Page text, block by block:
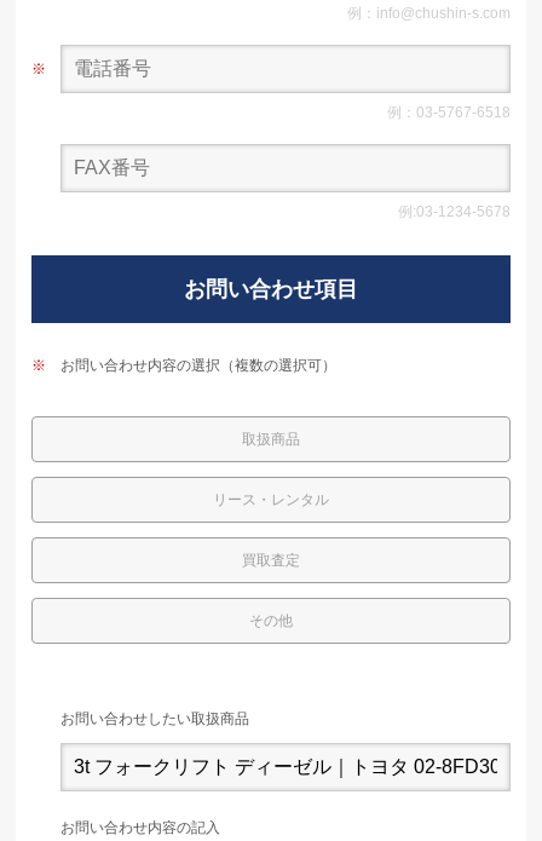
例：info@chushin-s.com
※
例：03-5767-6518
例:03-1234-5678
お問い合わせ項目
※ お問い合わせ内容の選択（複数の選択可）
取扱商品
リース・レンタル
買取査定
その他
お問い合わせしたい取扱商品
お問い合わせ内容の記入